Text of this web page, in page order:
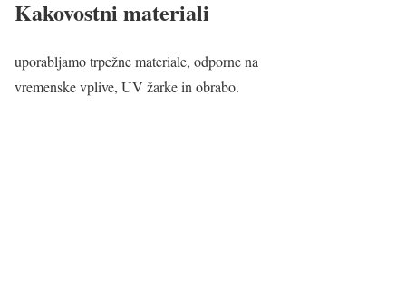
Kakovostni materiali
uporabljamo trpežne materiale, odporne na
vremenske vplive, UV žarke in obrabo.